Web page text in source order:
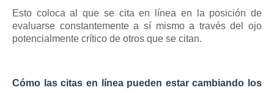
Esto coloca al que se cita en línea en la posición de
evaluarse constantemente a sí mismo a través del ojo
potencialmente crítico de otros que se citan.
Cómo las citas en línea pueden estar cambiando los